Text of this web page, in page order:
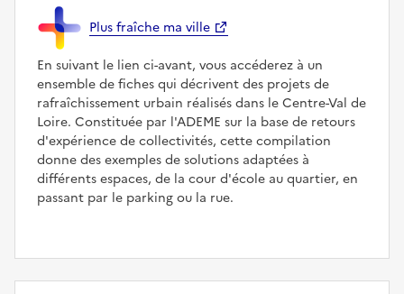
Plus fraîche ma ville
En suivant le lien ci-avant, vous accéderez à un
ensemble de fiches qui décrivent des projets de
rafraîchissement urbain réalisés dans le Centre-Val de
Loire. Constituée par l'ADEME sur la base de retours
d'expérience de collectivités, cette compilation
donne des exemples de solutions adaptées à
différents espaces, de la cour d'école au quartier, en
passant par le parking ou la rue.